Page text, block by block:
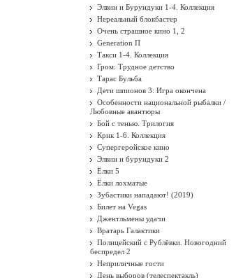
Элвин и Бурундуки 1-4. Коллекция
Нереальный блокбастер
Очень страшное кино 1, 2
Generation П
Такси 1-4. Коллекция
Гром: Трудное детство
Тарас Бульба
Дети шпионов 3: Игра окончена
Особенности национальной рыбалки /
Любовные авантюры
Бой с тенью. Трилогия
Крик 1-6. Коллекция
Супергеройское кино
Элвин и бурундуки 2
Ёлки 5
Ёлки лохматые
Зубастики нападают! (2019)
Билет на Vegas
Джентльмены удачи
Вратарь Галактики
Полицейский с Рублёвки. Новогодний
беспредел 2
Неприличные гости
День выборов (телеспектакль)